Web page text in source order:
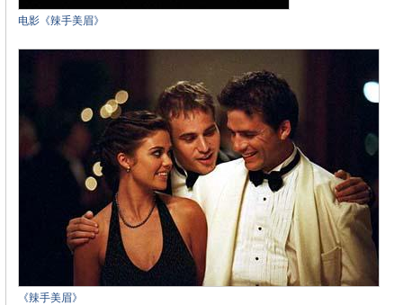
电影《辣手美眉》
《辣手美眉》